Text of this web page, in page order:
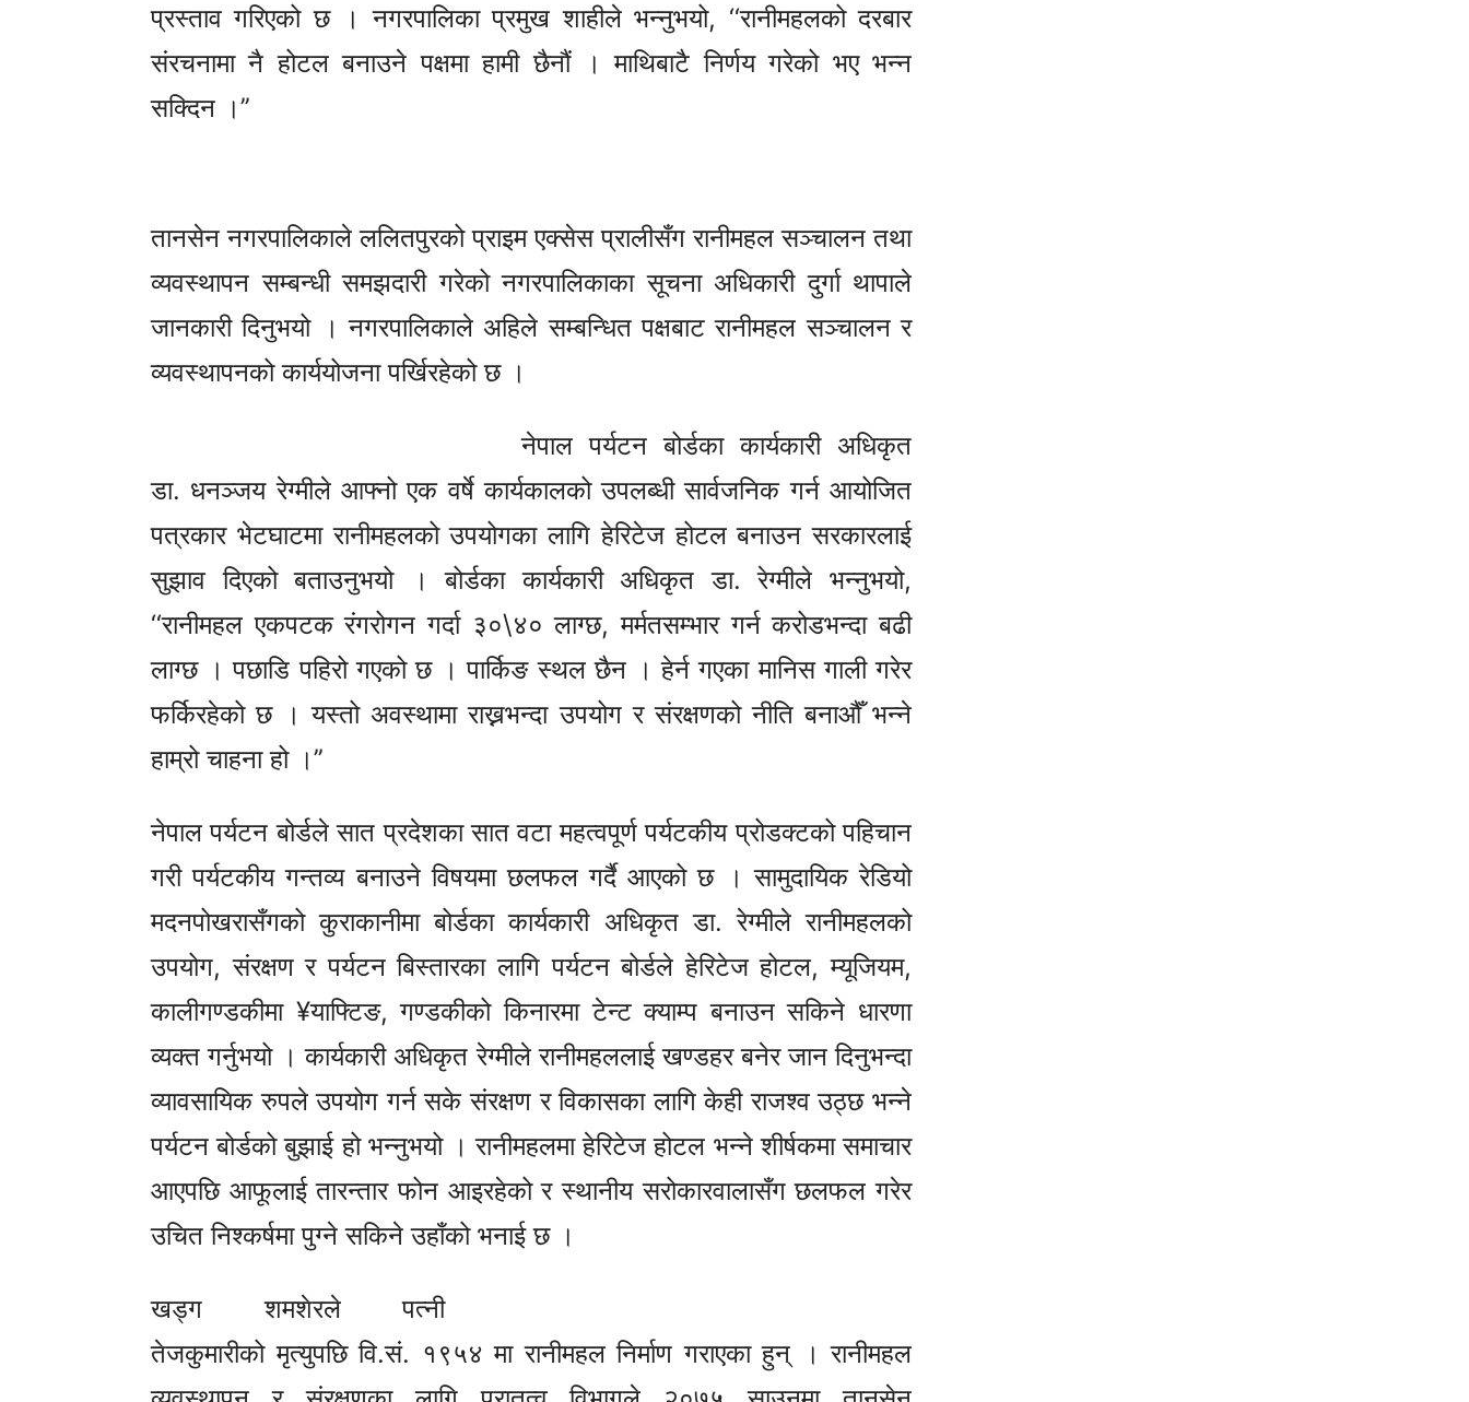
प्रस्ताव गरिएको छ । नगरपालिका प्रमुख शाहीले भन्नुभयो, ‘‘रानीमहलको दरबार
संरचनामा नै होटल बनाउने पक्षमा हामी छैनौं । माथिबाटै निर्णय गरेको भए भन्न
सक्दिन ।’’
तानसेन नगरपालिकाले ललितपुरको प्राइम एक्सेस प्रालीसँग रानीमहल सञ्चालन तथा
व्यवस्थापन सम्बन्धी समझदारी गरेको नगरपालिकाका सूचना अधिकारी दुर्गा थापाले
जानकारी दिनुभयो । नगरपालिकाले अहिले सम्बन्धित पक्षबाट रानीमहल सञ्चालन र
व्यवस्थापनको कार्ययोजना पर्खिरहेको छ ।
नेपाल पर्यटन बोर्डका कार्यकारी अधिकृत
डा. धनञ्जय रेग्मीले आफ्नो एक वर्षे कार्यकालको उपलब्धी सार्वजनिक गर्न आयोजित
पत्रकार भेटघाटमा रानीमहलको उपयोगका लागि हेरिटेज होटल बनाउन सरकारलाई
सुझाव दिएको बताउनुभयो । बोर्डका कार्यकारी अधिकृत डा. रेग्मीले भन्नुभयो,
‘‘रानीमहल एकपटक रंगरोगन गर्दा ३०\४० लाग्छ, मर्मतसम्भार गर्न करोडभन्दा बढी
लाग्छ । पछाडि पहिरो गएको छ । पार्किङ स्थल छैन । हेर्न गएका मानिस गाली गरेर
फर्किरहेको छ । यस्तो अवस्थामा राख्नभन्दा उपयोग र संरक्षणको नीति बनाऔँ भन्ने
हाम्रो चाहना हो ।’’
नेपाल पर्यटन बोर्डले सात प्रदेशका सात वटा महत्वपूर्ण पर्यटकीय प्रोडक्टको पहिचान
गरी पर्यटकीय गन्तव्य बनाउने विषयमा छलफल गर्दै आएको छ । सामुदायिक रेडियो
मदनपोखरासँगको कुराकानीमा बोर्डका कार्यकारी अधिकृत डा. रेग्मीले रानीमहलको
उपयोग, संरक्षण र पर्यटन बिस्तारका लागि पर्यटन बोर्डले हेरिटेज होटल, म्यूजियम,
कालीगण्डकीमा ¥याफ्टिङ, गण्डकीको किनारमा टेन्ट क्याम्प बनाउन सकिने धारणा
व्यक्त गर्नुभयो । कार्यकारी अधिकृत रेग्मीले रानीमहललाई खण्डहर बनेर जान दिनुभन्दा
व्यावसायिक रुपले उपयोग गर्न सके संरक्षण र विकासका लागि केही राजश्व उठ्छ भन्ने
पर्यटन बोर्डको बुझाई हो भन्नुभयो । रानीमहलमा हेरिटेज होटल भन्ने शीर्षकमा समाचार
आएपछि आफूलाई तारन्तार फोन आइरहेको र स्थानीय सरोकारवालासँग छलफल गरेर
उचित निश्कर्षमा पुग्ने सकिने उहाँको भनाई छ ।
खड्ग शमशेरले पत्नी
तेजकुमारीको मृत्युपछि वि.सं. १९५४ मा रानीमहल निर्माण गराएका हुन् । रानीमहल